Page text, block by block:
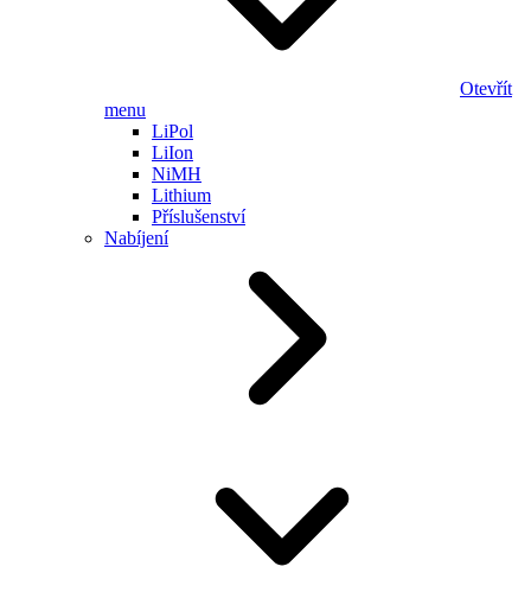
Otevřít
menu
LiPol
LiIon
NiMH
Lithium
Příslušenství
Nabíjení